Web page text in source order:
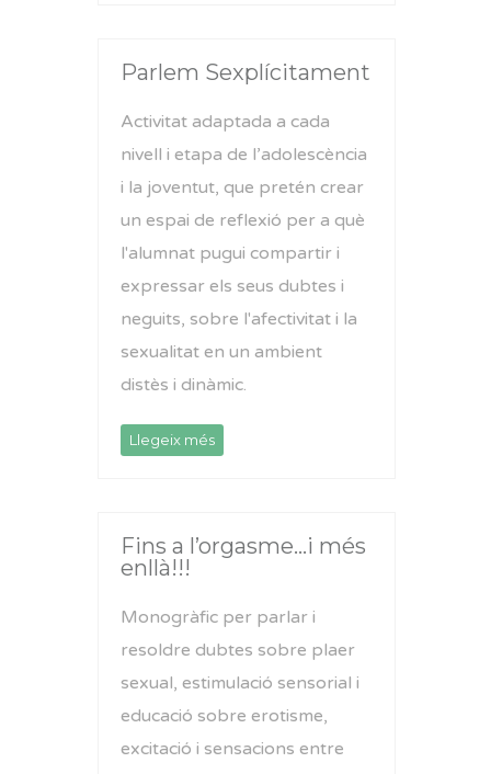
Parlem Sexplícitament
Activitat adaptada a cada
nivell i etapa de l’adolescència
i la joventut, que pretén crear
un espai de reflexió per a què
l'alumnat pugui compartir i
expressar els seus dubtes i
neguits, sobre l'afectivitat i la
sexualitat en un ambient
distès i dinàmic.
Llegeix més
Fins a l’orgasme…i més
enllà!!!
Monogràfic per parlar i
resoldre dubtes sobre plaer
sexual, estimulació sensorial i
educació sobre erotisme,
excitació i sensacions entre